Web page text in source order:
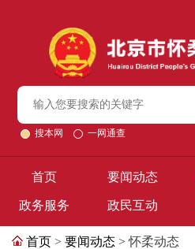
搜本网 一网通查
首页 要闻动态
政务服务 政民互动
首页 > 要闻动态 > 怀柔动态